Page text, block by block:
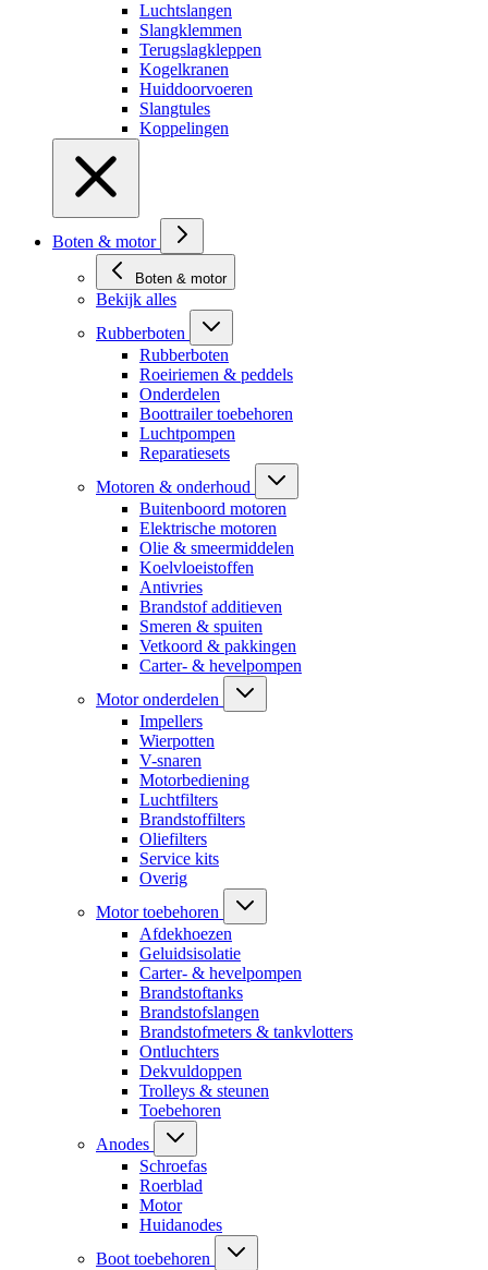
Luchtslangen
Slangklemmen
Terugslagkleppen
Kogelkranen
Huiddoorvoeren
Slangtules
Koppelingen
Boten & motor
Boten & motor
Bekijk alles
Rubberboten
Rubberboten
Roeiriemen & peddels
Onderdelen
Boottrailer toebehoren
Luchtpompen
Reparatiesets
Motoren & onderhoud
Buitenboord motoren
Elektrische motoren
Olie & smeermiddelen
Koelvloeistoffen
Antivries
Brandstof additieven
Smeren & spuiten
Vetkoord & pakkingen
Carter- & hevelpompen
Motor onderdelen
Impellers
Wierpotten
V-snaren
Motorbediening
Luchtfilters
Brandstoffilters
Oliefilters
Service kits
Overig
Motor toebehoren
Afdekhoezen
Geluidsisolatie
Carter- & hevelpompen
Brandstoftanks
Brandstofslangen
Brandstofmeters & tankvlotters
Ontluchters
Dekvuldoppen
Trolleys & steunen
Toebehoren
Anodes
Schroefas
Roerblad
Motor
Huidanodes
Boot toebehoren